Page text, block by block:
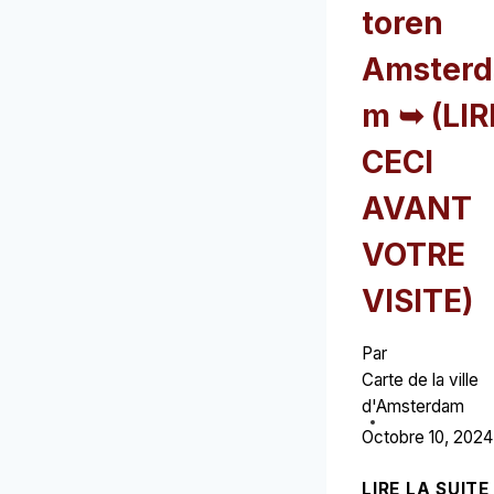
toren
m ➥
CECI
AVANT
VOTRE
VISITE)
Par
Carte de la ville
d'Amsterdam
Octobre 10, 2024
LIRE LA SUITE